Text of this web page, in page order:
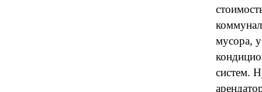
мусора,
систем.